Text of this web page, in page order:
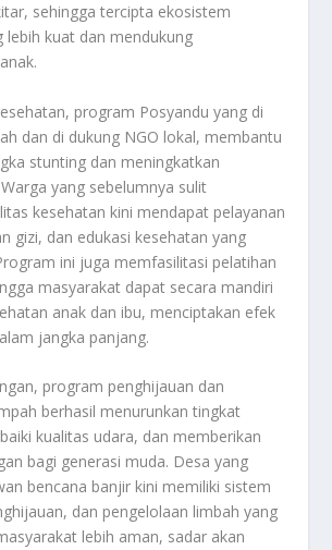
sehingga tercipta ekosistem
lebih kuat dan mendukung
program Posyandu yang di
dan di dukung NGO lokal, membantu
stunting dan meningkatkan
yang sebelumnya sulit
kesehatan kini mendapat pelayanan
gizi, dan edukasi kesehatan yang
ini juga memfasilitasi pelatihan
masyarakat dapat secara mandiri
anak dan ibu, menciptakan efek
jangka panjang.
program penghijauan dan
berhasil menurunkan tingkat
kualitas udara, dan memberikan
bagi generasi muda. Desa yang
bencana banjir kini memiliki sistem
dan pengelolaan limbah yang
lebih aman, sadar akan